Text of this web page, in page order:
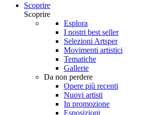
Scoprire
Scoprire
Esplora
I nostri best seller
Selezioni Artsper
Movimenti artistici
Tematiche
Gallerie
Da non perdere
Opere più recenti
Nuovi artisti
In promozione
Esposizioni